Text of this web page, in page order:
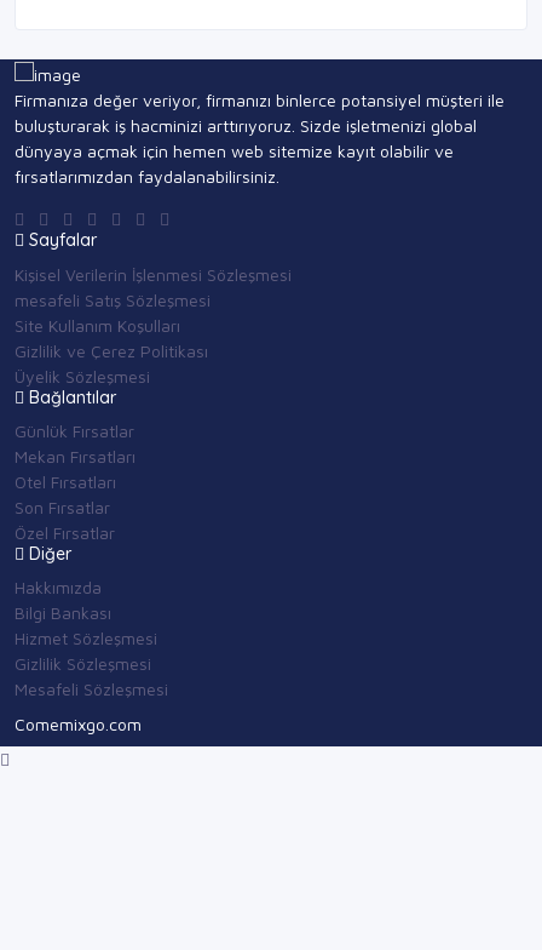
Firmanıza değer veriyor, firmanızı binlerce potansiyel müşteri ile
buluşturarak iş hacminizi arttırıyoruz. Sizde işletmenizi global
dünyaya açmak için hemen web sitemize kayıt olabilir ve
fırsatlarımızdan faydalanabilirsiniz.
Sayfalar
Kişisel Verilerin İşlenmesi Sözleşmesi
mesafeli Satış Sözleşmesi
Site Kullanım Koşulları
Gizlilik ve Çerez Politikası
Üyelik Sözleşmesi
Bağlantılar
Günlük Fırsatlar
Mekan Fırsatları
Otel Fırsatları
Son Fırsatlar
Özel Fırsatlar
Diğer
Hakkımızda
Bilgi Bankası
Hizmet Sözleşmesi
Gizlilik Sözleşmesi
Mesafeli Sözleşmesi
Comemixgo.com